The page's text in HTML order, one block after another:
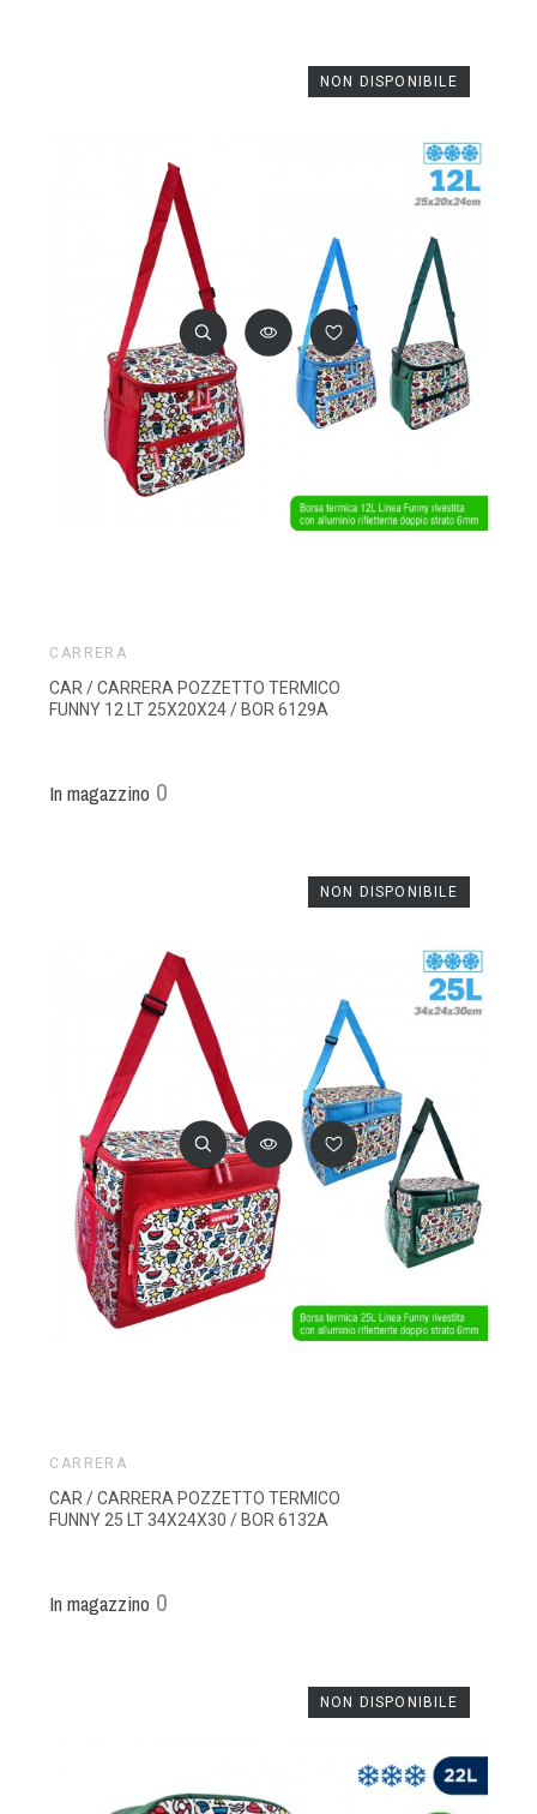
CARRERA
CAR / CARRERA POZZETTO TERMICO
FUNNY 12 LT 25X20X24 / BOR 6129A
In magazzino 0
NON DISPONIBILE
CARRERA
CAR / CARRERA POZZETTO TERMICO
FUNNY 25 LT 34X24X30 / BOR 6132A
In magazzino 0
NON DISPONIBILE
NON DISPONIBILE